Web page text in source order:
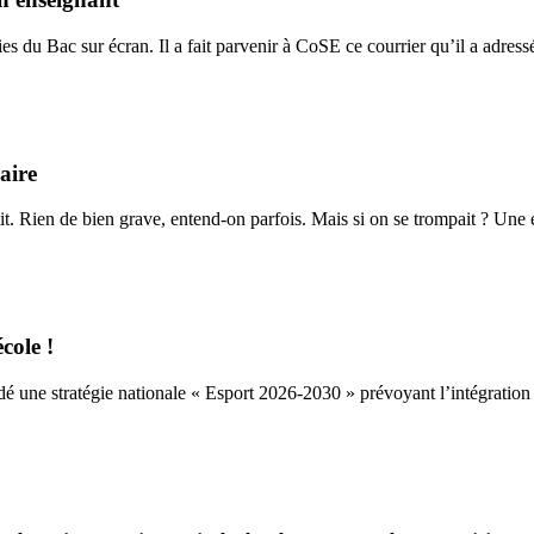
du Bac sur écran. Il a fait parvenir à CoSE ce courrier qu’il a
Rien de bien grave, entend-on parfois. Mais si on se trompait ?
!
stratégie nationale « Esport 2026-2030 » prévoyant